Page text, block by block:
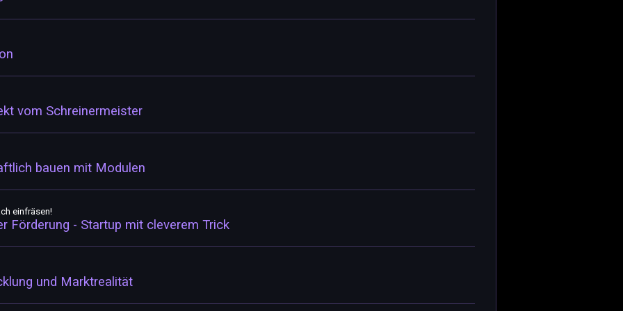
vom Schreinermeister
bauen mit Modulen
einfräsen!
Förderung - Startup mit cleverem Trick
und Marktrealität